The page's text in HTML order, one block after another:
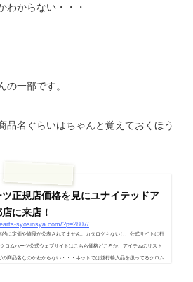
わからない・・・
の一部です。
品名ぐらいはちゃんと覚えておくほう
正規店価格を見にユナイテッドア
に来店！
syosinsya.com/?p=2807/
的に定価や値段が公表されてません。カタログもないし、公式サイトに行
ロムハーツ公式ウェブサイトはこちら価格どころか、アイテムのリスト
の商品名なのかわからない・・・ネットでは並行輸入品を扱ってるクロム